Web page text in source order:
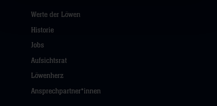
Werte der Löwen
Historie
Jobs
Aufsichtsrat
Löwenherz
Ansprechpartner*innen